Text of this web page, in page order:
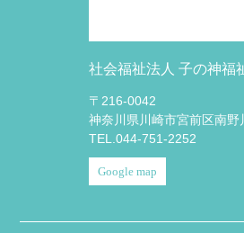
社会福祉法人 子の神福
〒216-0042
神奈川県川崎市宮前区南野
TEL.044-751-2252
Google map